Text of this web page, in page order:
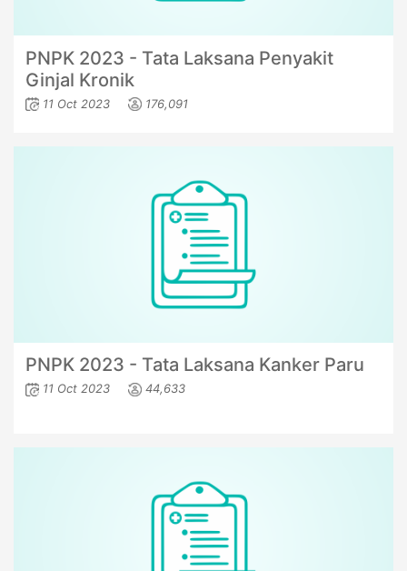
PNPK 2023 - Tata Laksana Penyakit
Ginjal Kronik
11 Oct 2023 176,091
PNPK 2023 - Tata Laksana Kanker Paru
11 Oct 2023 44,633